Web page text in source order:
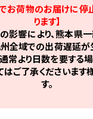
お荷物のお届けに停
ります】
影響により、熊本県
全域での出荷遅延が
常より日数を要する場
はご了承くださいます
す。